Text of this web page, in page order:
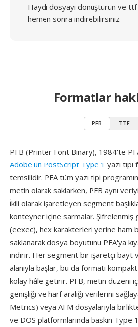
Haydi dosyayı dönüştürün ve ttf
hemen sonra indirebilirsiniz
Formatlar
PFB TTF
PFB (Printer Font Binary), 1984'te
Adobe'un PostScript Type 1 yazı tipi
temsilidir. PFA tüm yazı tipi
metin olarak saklarken, PFB aynı
i̇kili olarak işaretleyen segment
konteyner içine sarmalar. Şifrelenmiş
(eexec), hex karakterleri yerine ham
saklanarak dosya boyutunu PFA'ya
indirir. Her segment bir işaretçi bayt
alanıyla başlar, bu da formatı kompakt
kolay hâle getirir. PFB, metin düzeni
genişliği ve harf aralığı verilerini
Metrics) veya AFM dosyalarıyla
ve DOS platformlarında baskın Type